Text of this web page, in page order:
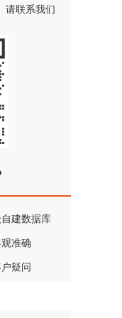
请联系我们
建数据库
准确
疑问